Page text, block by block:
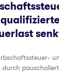
durch